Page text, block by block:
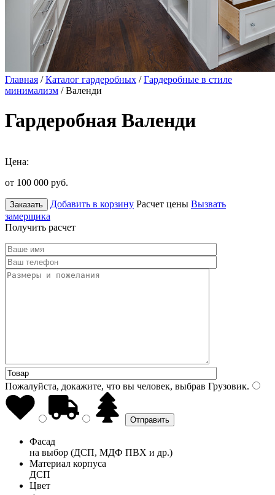
Главная /Каталог гардеробных /Гардеробные в стиле
минимализм / Валенди
Гардеробная Валенди
Цена:
от 100 000 руб.
Заказать Добавить в корзину Расчет цены Вызвать
замерщика
Получить расчет
Пожалуйста, докажите, что вы человек, выбрав Грузовик.
Фасад
на выбор (ДСП, МДФ ПВХ и др.)
Материал корпуса
ДСП
Цвет